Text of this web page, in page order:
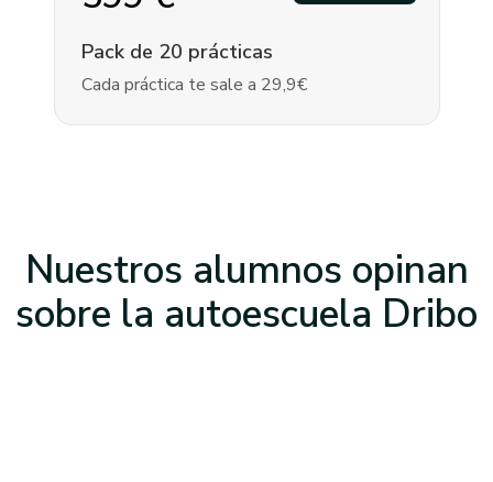
Pack de 20 prácticas
Cada práctica te sale a 29,9€
Nuestros alumnos opinan
sobre la autoescuela Dribo